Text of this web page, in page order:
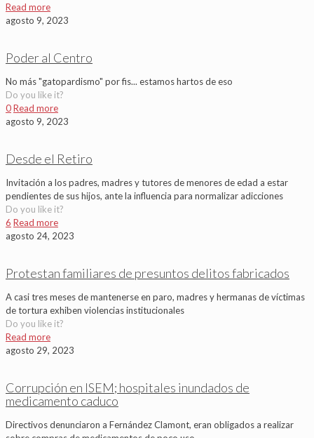
Read more
agosto 9, 2023
Poder al Centro
No más "gatopardismo" por fis... estamos hartos de eso
Do you like it?
0Read more
agosto 9, 2023
Desde el Retiro
Invitación a los padres, madres y tutores de menores de edad a estar
pendientes de sus hijos, ante la influencia para normalizar adicciones
Do you like it?
6 Read more
agosto 24, 2023
Protestan familiares de presuntos delitos fabricados
A casi tres meses de mantenerse en paro, madres y hermanas de víctimas
de tortura exhiben violencias institucionales
Do you like it?
Read more
agosto 29, 2023
Corrupción en ISEM; hospitales inundados de
medicamento caduco
Directivos denunciaron a Fernández Clamont, eran obligados a realizar